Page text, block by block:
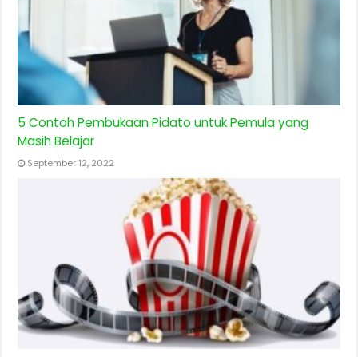
5 Contoh Pembukaan Pidato untuk Pemula yang
Masih Belajar
September 12, 2022